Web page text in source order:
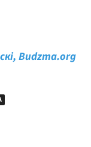
Budzma.org